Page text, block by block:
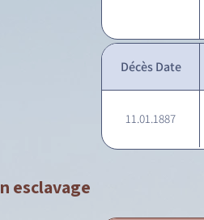
Décès Date
11.01.1887
esclavage